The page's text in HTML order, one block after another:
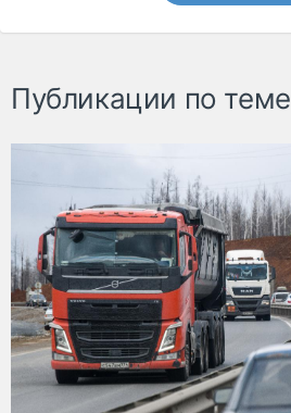
Публикации по теме